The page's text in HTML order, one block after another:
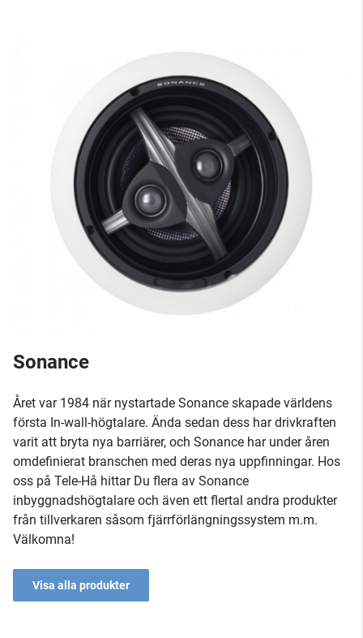
Sonance
Året var 1984 när nystartade Sonance skapade världens
första In-wall-högtalare. Ända sedan dess har drivkraften
varit att bryta nya barriärer, och Sonance har under åren
omdefinierat branschen med deras nya uppfinningar. Hos
oss på Tele-Hå hittar Du flera av Sonance
inbyggnadshögtalare och även ett flertal andra produkter
från tillverkaren såsom fjärrförlängningssystem m.m.
Välkomna!
Visa alla produkter